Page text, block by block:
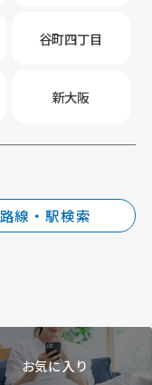
谷町四丁目
新大阪
路線・駅検索
お気に入り